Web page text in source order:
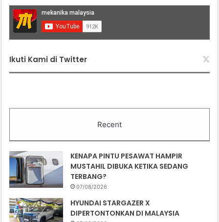
Ikuti Kami di Twitter
Recent
KENAPA PINTU PESAWAT HAMPIR
MUSTAHIL DIBUKA KETIKA SEDANG
TERBANG?
07/08/2026
HYUNDAI STARGAZER X
DIPERTONTONKAN DI MALAYSIA